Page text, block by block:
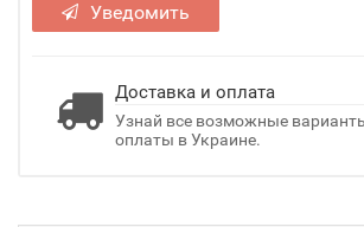
Уведомить
Доставка и оплата
Узнай все возможные
оплаты в Украине.